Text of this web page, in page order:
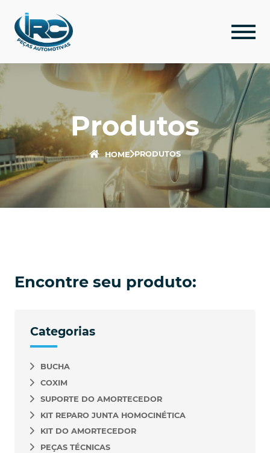
Produtos
HOME PRODUTOS
Encontre seu produto:
Categorias
BUCHA
COXIM
SUPORTE DO AMORTECEDOR
KIT REPARO JUNTA HOMOCINÉTICA
KIT DO AMORTECEDOR
PEÇAS TÉCNICAS